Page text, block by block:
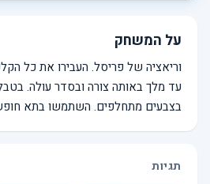
על המשחק
וריאציה של פריסל. העבירו את כל
עד מלך באותה צורה ובסדר עולה.
בצבעים מתחלפים. השתמשו בתא
תגיות